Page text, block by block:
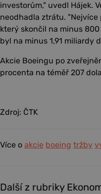
investorům," uvedl Hájek.
neodhadla ztrátu.
který skončil na minus
byl na minus 1,91 miliardy
Akcie Boeingu po
procenta na téměř 207
Zdroj: ČTK
Více o akcie boeing tržby
Další z rubriky